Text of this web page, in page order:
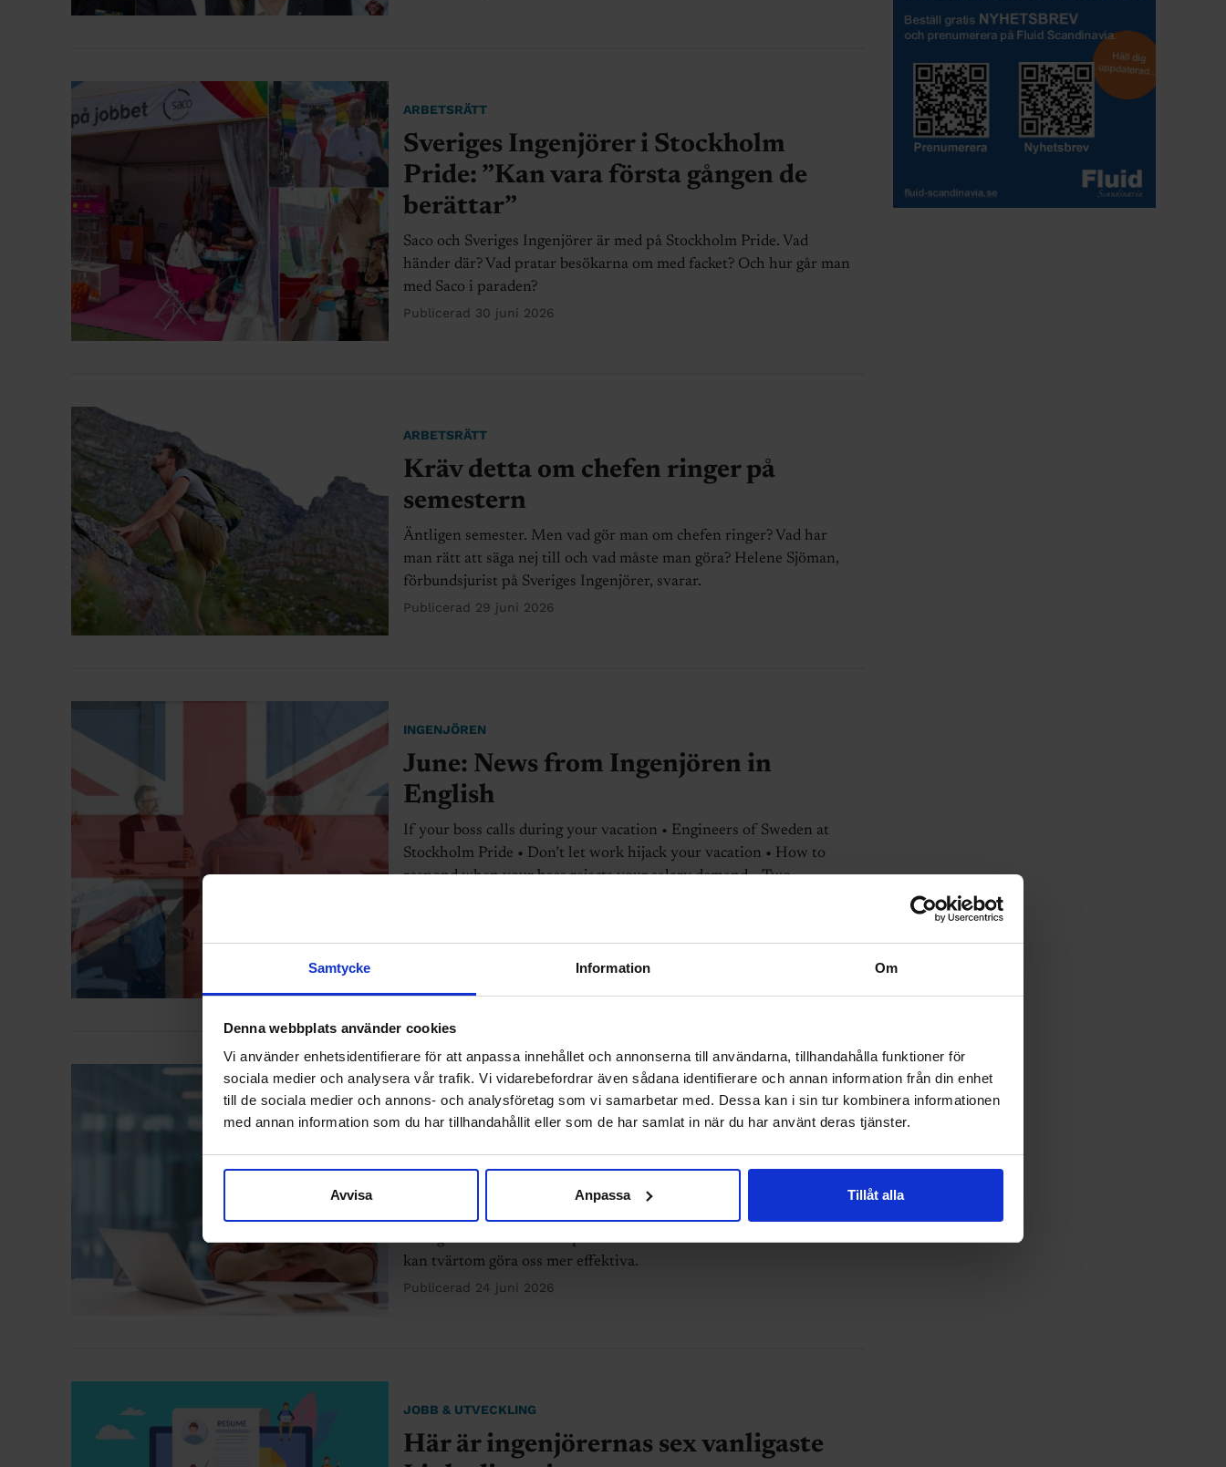
Samtycke Information Om
Denna webbplats använder cookies
Vi använder enhetsidentifierare för att anpassa innehållet och annonserna till användarna, tillhandahålla funktioner för
sociala medier och analysera vår trafik. Vi vidarebefordrar även sådana identifierare och annan information från din enhet
till de sociala medier och annons- och analysföretag som vi samarbetar med. Dessa kan i sin tur kombinera informationen
med annan information som du har tillhandahållit eller som de har samlat in när du har använt deras tjänster.
Avvisa Anpassa Tillåt alla
ARBETSRÄTT
Sveriges Ingenjörer i Stockholm
Pride: ”Kan vara första gången de
berättar”
Saco och Sveriges Ingenjörer är med på Stockholm Pride. Vad
händer där? Vad pratar besökarna om med facket? Och hur går man
med Saco i paraden?
Publicerad 30 juni 2026
ARBETSRÄTT
Kräv detta om chefen ringer på
semestern
Äntligen semester. Men vad gör man om chefen ringer? Vad har
man rätt att säga nej till och vad måste man göra? Helene Sjöman,
förbundsjurist på Sveriges Ingenjörer, svarar.
Publicerad 29 juni 2026
INGENJÖREN
June: News from Ingenjören in
English
If your boss calls during your vacation • Engineers of Sweden at
Stockholm Pride • Don’t let work hijack your vacation • How to
respond when your boss rejects your salary demand • Two
criticism in the US – Union: “Risk of misinterpretation”
JOBB & UTVECKLING
En timme per arbetsdag gör vi annat
än jobb
En timme per arbetsdag. Så mycket tid ägnar vi åt annat än arbete
när vi är på jobbet. Men att kolla mobilen, ringa ett privat samtal
eller göra ett kort ärende på arbetstid behöver inte vara fel – det
kan tvärtom göra oss mer effektiva.
Publicerad 24 juni 2026
JOBB & UTVECKLING
Här är ingenjörernas sex vanligaste